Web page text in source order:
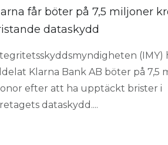
får böter på 7,5 miljoner
dataskydd
(IMY)
Klarna Bank AB böter på 7,5
efter att ha upptäckt brister i
dataskydd....